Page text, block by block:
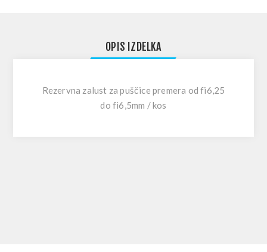
OPIS IZDELKA
Rezervna zalust za puščice premera od fi6,25
do fi6,5mm / kos